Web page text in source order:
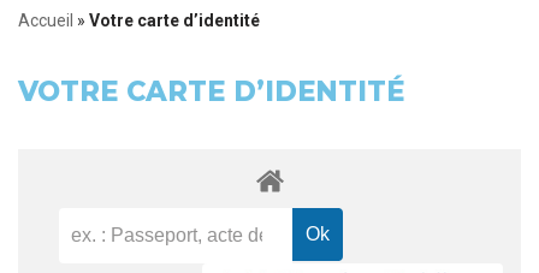
Accueil » Votre carte d’identité
VOTRE CARTE D’IDENTITÉ